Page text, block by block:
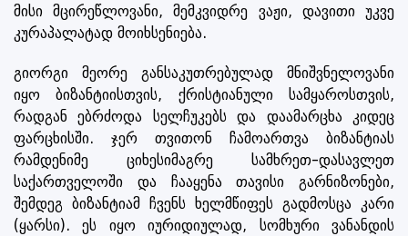
მისი მცირეწლოვანი, მემკვიდრე ვაჟი, დავითი უკვე
კურაპალატად მოიხსენიება.
გიორგი მეორე განსაკუთრებულად მნიშვნელოვანი
იყო ბიზანტიისთვის, ქრისტიანული სამყაროსთვის,
რადგან ებრძოდა სელჩუკებს და დაამარცხა კიდეც
ფარცხისში. ჯერ თვითონ ჩამოართვა ბიზანტიას
რამდენიმე ციხესიმაგრე სამხრეთ-დასავლეთ
საქართველოში და ჩააყენა თავისი გარნიზონები,
შემდეგ ბიზანტიამ ჩვენს ხელმწიფეს გადმოსცა კარი
(ყარსი). ეს იყო იურიდიულად, სომხური ვანანდის